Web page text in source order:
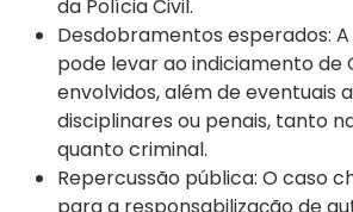
da Polícia Civil.
Desdobramentos esperados:
pode levar ao indiciamento de
envolvidos, além de eventuais
disciplinares ou penais, tanto
quanto criminal.
Repercussão pública: O caso